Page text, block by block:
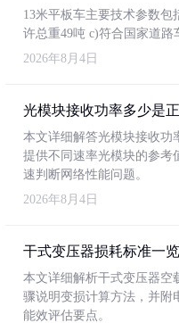
13米平板车主要技术参数包
许总重49吨 c)符合国家道
2026年8月4日
光模块接收功率多少是
本文详细解答光模块接收功
提供不同速率光模块的参考
速判断网络性能问题。
2026年8月4日
干式变压器损耗标准一
本文详细解析干式变压器空
骤说明变损计算方法，并附
能效评估要点。